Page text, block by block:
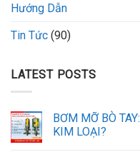
Hướng Dẫn
Tin Tức (90)
LATEST POSTS
BƠM MỠ BÒ
KIM LOẠI?